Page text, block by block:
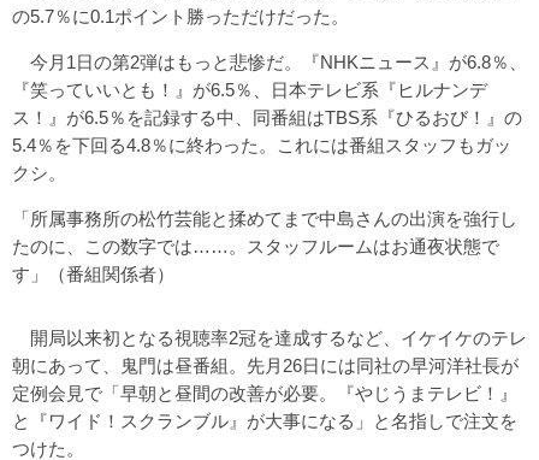
の5.7％に0.1ポイント勝っただけだった。
今月1日の第2弾はもっと悲惨だ。『NHKニュース』が6.8％、
『笑っていいとも！』が6.5％、日本テレビ系『ヒルナンデ
ス！』が6.5％を記録する中、同番組はTBS系『ひるおび！』の
5.4％を下回る4.8％に終わった。これには番組スタッフもガッ
クシ。
「所属事務所の松竹芸能と揉めてまで中島さんの出演を強行し
たのに、この数字では……。スタッフルームはお通夜状態で
す」（番組関係者）
開局以来初となる視聴率2冠を達成するなど、イケイケのテレ
朝にあって、鬼門は昼番組。先月26日には同社の早河洋社長が
定例会見で「早朝と昼間の改善が必要。『やじうまテレビ！』
と『ワイド！スクランブル』が大事になる」と名指しで注文を
つけた。